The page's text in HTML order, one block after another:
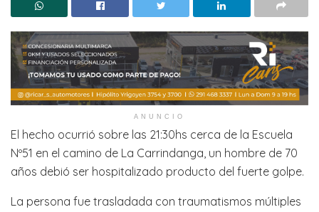
ANUNCIO
El hecho ocurrió sobre las 21:30hs cerca de la Escuela
Nº51 en el camino de La Carrindanga, un hombre de 70
años debió ser hospitalizado producto del fuerte golpe.
La persona fue trasladada con traumatismos múltiples